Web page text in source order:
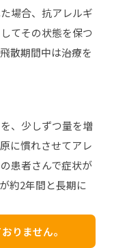
場合、抗アレルギ
てその状態を保つ
散期間中は治療を
、少しずつ量を増
に慣れさせてアレ
患者さんで症状が
約2年間と長期に
りません。